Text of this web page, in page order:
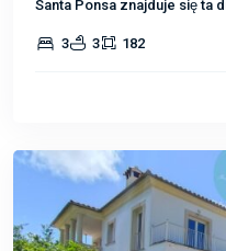
Santa Ponsa znajduje się ta
3 3 182
Santa